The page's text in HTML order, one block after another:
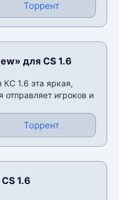
Торрент
для CS 1.6
КС 1.6 эта яркая,
отправляет игроков и
Торрент
1.6